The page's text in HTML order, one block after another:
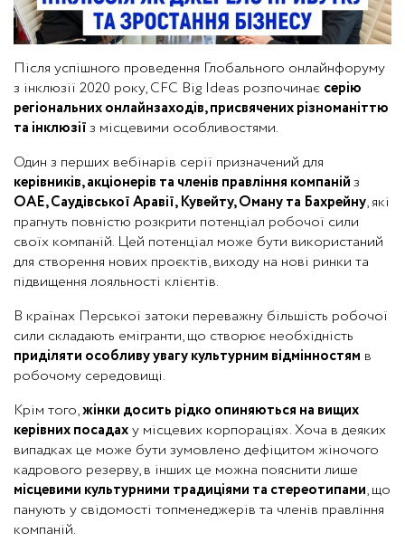
Після успішного проведення Глобального онлайнфоруму
з інклюзії 2020 року, CFC Big Ideas розпочинає серію
регіональних онлайнзаходів, присвячених різноманіттю
та інклюзіїз місцевими особливостями.
Один з перших вебінарів серії призначений для
керівників, акціонерів та членів правління компанійз
ОАЕ, Саудівської Аравії, Кувейту, Оману та Бахрейну, які
прагнуть повністю розкрити потенціал робочої сили
своїх компаній. Цей потенціал може бути використаний
для створення нових проєктів, виходу на нові ринки та
підвищення лояльності клієнтів.
В країнах Перської затоки переважну більшість робочої
сили складають емігранти, що створює необхідність
приділяти особливу увагу культурним відмінностям в
робочому середовищі.
Крім того,жінки досить рідко опиняються на вищих
керівних посадаху місцевих корпораціях. Хоча в деяких
випадках це може бути зумовлено дефіцитом жіночого
кадрового резерву, в інших це можна пояснити лише
місцевими культурними традиціями та стереотипами, що
панують у свідомості топменеджерів та членів правління
компаній.